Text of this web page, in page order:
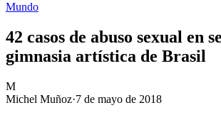
Mundo
42 casos de abuso sexual en
gimnasia artística de Brasil
M
Michel Muñoz·7 de mayo de 2018